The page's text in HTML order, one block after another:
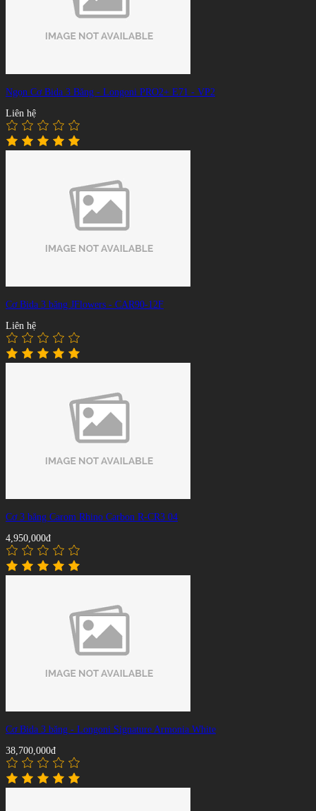
Ngọn Cơ Bida 3 Băng - Longoni PRO2+ E71 - VP2
Liên hệ
Cơ Bida 3 băng JFlowers - CAR90-12F
Liên hệ
Cơ 3 băng Carom Rhino Carbon R-CR3 04
4,950,000đ
Cơ Bida 3 băng - Longoni Signature Armonia White
38,700,000đ